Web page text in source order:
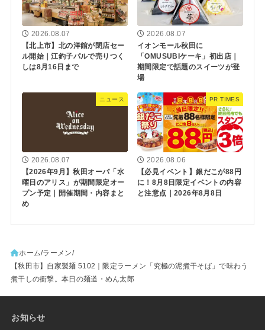
2026.08.07
【北上市】北の洋館が閉店セー
ル開始｜江釣子パルで売りつく
しは8月16日まで
2026.08.07
イオンモール秋田に
「OMUSUBIケーキ」初出店｜
期間限定で話題のスイーツが登
場
ニュース
2026.08.07
【2026年9月】秋田オーパ「水
曜日のアリス」が期間限定オー
プン予定｜開催期間・内容まと
め
PR TIMES
2026.08.06
【必見イベント】銀だこが88円
に！8月8日限定イベントの内容
と注意点｜2026年8月8日
ホーム ラーメン
【秋田市】自家製麺 5102｜限定ラーメン「究極の泥煮干そば」で味わう
煮干しの衝撃。本日の麺道・めん太郎
お知らせ